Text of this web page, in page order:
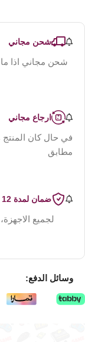
شحن مجاني
ارجاع مجاني
في حال كان
مطابق
ضمان لمدة 12 شهراً
لجميع
وسائل الدفع: